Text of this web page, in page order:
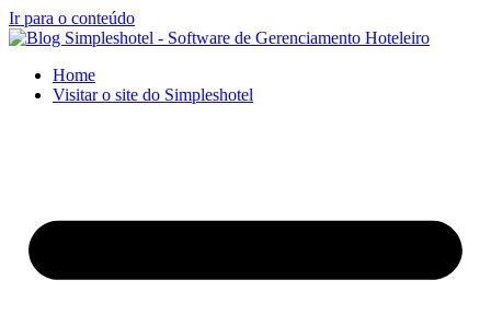
Ir para o conteúdo
Home
Visitar o site do Simpleshotel